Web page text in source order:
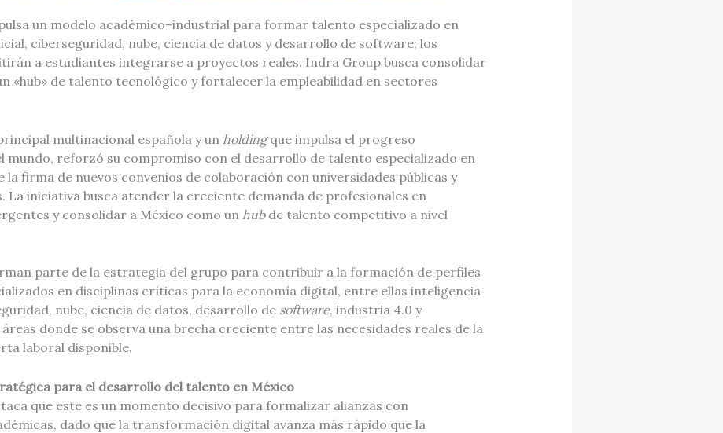
un modelo académico–industrial para formar talento especializado en
ciberseguridad, nube, ciencia de datos y desarrollo de software; los
a estudiantes integrarse a proyectos reales. Indra Group busca consolidar
«hub» de talento tecnológico y fortalecer la empleabilidad en sectores
multinacional española y un holdingque impulsa el progreso
mundo, reforzó su compromiso con el desarrollo de talento especializado en
la firma de nuevos convenios de colaboración con universidades públicas y
La iniciativa busca atender la creciente demanda de profesionales en
y consolidar a México como un hubde talento competitivo a nivel
parte de la estrategia del grupo para contribuir a la formación de perfiles
en disciplinas críticas para la economía digital, entre ellas inteligencia
nube, ciencia de datos, desarrollo desoftware, industria 4.0 y
donde se observa una brecha creciente entre las necesidades reales de la
laboral disponible.
para el desarrollo del talento en México
que este es un momento decisivo para formalizar alianzas con
dado que la transformación digital avanza más rápido que la